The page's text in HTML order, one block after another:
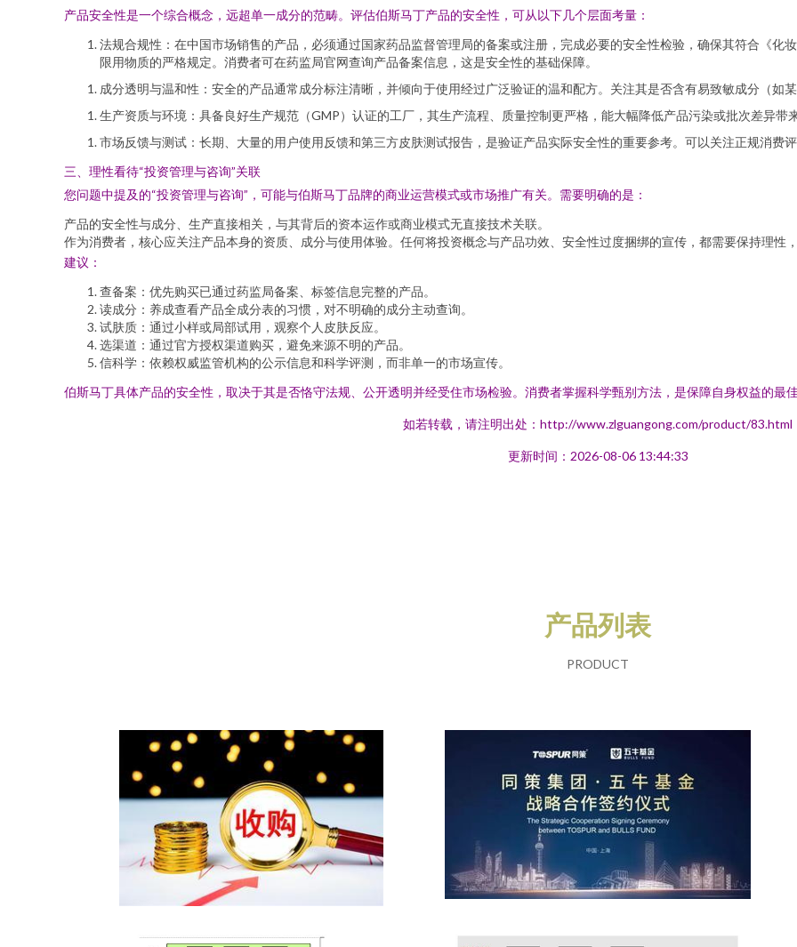
产品安全性是一个综合概念，远超单一成分的范畴。评估伯斯马丁产品的安全性，可从以下几个层面考量：
法规合规性：在中国市场销售的产品，必须通过国家药品监督管理局的备案或注册，完成必要的安全性检验，确保其符合《化
限用物质的严格规定。消费者可在药监局官网查询产品备案信息，这是安全性的基础保障。
成分透明与温和性：安全的产品通常成分标注清晰，并倾向于使用经过广泛验证的温和配方。关注其是否含有易致敏成分（如
生产资质与环境：具备良好生产规范（GMP）认证的工厂，其生产流程、质量控制更严格，能大幅降低产品污染或批次差异带
市场反馈与测试：长期、大量的用户使用反馈和第三方皮肤测试报告，是验证产品实际安全性的重要参考。可以关注正规消费
三、理性看待“投资管理与咨询”关联
您问题中提及的“投资管理与咨询”，可能与伯斯马丁品牌的商业运营模式或市场推广有关。需要明确的是：
产品的安全性与成分、生产直接相关，与其背后的资本运作或商业模式无直接技术关联。
作为消费者，核心应关注产品本身的资质、成分与使用体验。任何将投资概念与产品功效、安全性过度捆绑的宣传，都需要保持理性
建议：
查备案：优先购买已通过药监局备案、标签信息完整的产品。
读成分：养成查看产品全成分表的习惯，对不明确的成分主动查询。
试肤质：通过小样或局部试用，观察个人皮肤反应。
选渠道：通过官方授权渠道购买，避免来源不明的产品。
信科学：依赖权威监管机构的公示信息和科学评测，而非单一的市场宣传。
伯斯马丁具体产品的安全性，取决于其是否恪守法规、公开透明并经受住市场检验。消费者掌握科学甄别方法，是保障自身权益的最
如若转载，请注明出处：http://www.zlguangong.com/product/83.html
更新时间：2026-08-06 13:44:33
产品列表
PRODUCT